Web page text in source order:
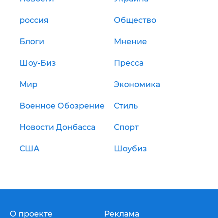
россия Общество
Блоги Мнение
Шоу-Биз Пресса
Мир Экономика
Военное Обозрение Стиль
Новости Донбасса Спорт
США Шоубиз
О проекте Реклама